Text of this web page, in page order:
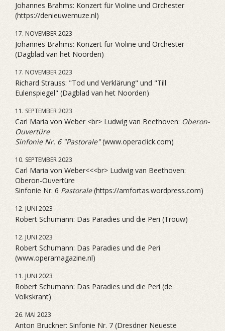
Johannes Brahms: Konzert für Violine und Orchester
(https://denieuwemuze.nl)
17. NOVEMBER 2023
Johannes Brahms: Konzert für Violine und Orchester
(Dagblad van het Noorden)
17. NOVEMBER 2023
Richard Strauss: "Tod und Verklärung" und "Till
Eulenspiegel" (Dagblad van het Noorden)
11. SEPTEMBER 2023
Carl Maria von Weber <br> Ludwig van Beethoven: Oberon-
Ouvertüre
Sinfonie Nr. 6 "Pastorale"(www.operaclick.com)
10. SEPTEMBER 2023
Carl Maria von Weber<<<br> Ludwig van Beethoven:
Oberon-Ouvertüre
Sinfonie Nr. 6 Pastorale(https://amfortas.wordpress.com)
12. JUNI 2023
Robert Schumann: Das Paradies und die Peri (Trouw)
12. JUNI 2023
Robert Schumann: Das Paradies und die Peri
(www.operamagazine.nl)
11. JUNI 2023
Robert Schumann: Das Paradies und die Peri (de
Volkskrant)
26. MAI 2023
Anton Bruckner: Sinfonie Nr. 7 (Dresdner Neueste